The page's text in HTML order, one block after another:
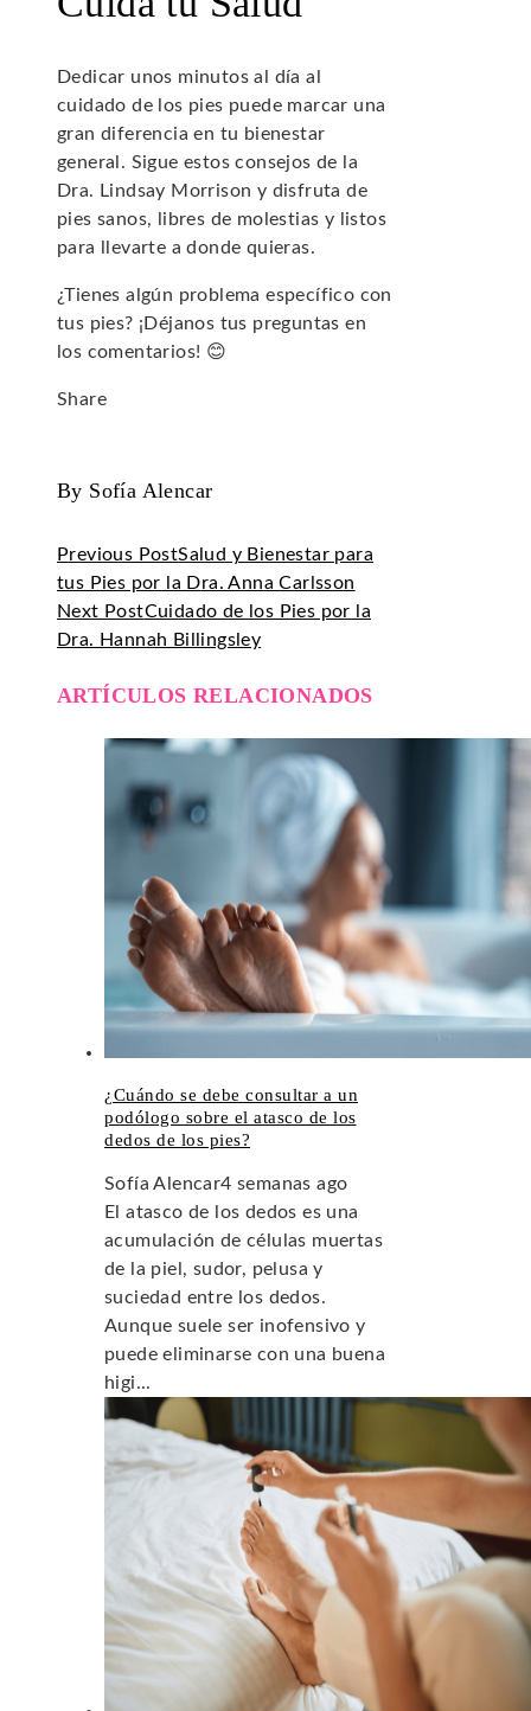
Dedicar unos minutos al día al
cuidado de los pies puede marcar una
gran diferencia en tu bienestar
general. Sigue estos consejos de la
Dra. Lindsay Morrison y disfruta de
pies sanos, libres de molestias y listos
para llevarte a donde quieras.
¿Tienes algún problema específico con
tus pies? ¡Déjanos tus preguntas en
los comentarios! 😊
Share
By Sofía Alencar
Previous PostSalud y Bienestar para
tus Pies por la Dra. Anna Carlsson
Next PostCuidado de los Pies por la
Dra. Hannah Billingsley
ARTÍCULOS RELACIONADOS
¿Cuándo se debe consultar a un
podólogo sobre el atasco de los
dedos de los pies?
Sofía Alencar4 semanas ago
El atasco de los dedos es una
acumulación de células muertas
de la piel, sudor, pelusa y
suciedad entre los dedos.
Aunque suele ser inofensivo y
puede eliminarse con una buena
higi...